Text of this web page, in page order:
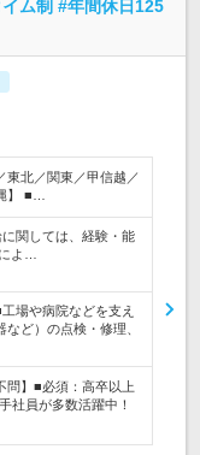
ム制 #年間休日125
東北／関東／甲信越／
】 ■…
関しては、経験・能
よ…
場や病院などを支え
ど）の点検・修理、
問】■必須：高卒以上
社員が多数活躍中！